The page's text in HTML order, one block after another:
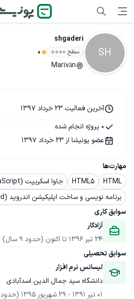
SH
shgaderi
سطح ۰ 0
Marīvān
مهارت‌ها
HTML
HTML5 جاوا اسکریپت (JavaScript)
برنامه نویسی و ساخت اپلیکیشن اندروید (Android)
سوابق کاری
آزادکار
24 تیر 1396
تا اکنون (حدود 9 سال)
سوابق تحصیلی
لیسانس نرم افزار
دانشگاه سید جمال الدین اسدآبادی
01 تیر 1391
- 29 شهریور 1395 (حدود 4 سال)
آخرین فعالیت 23 خرداد 1397
0 پروژه انجام شده
عضو پونیشا از 23 خرداد 1397